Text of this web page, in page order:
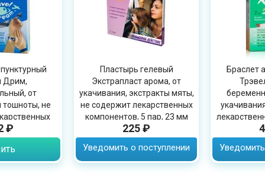
Дрим,
от
тошноты, не
уп. 2 шт
₽
Пластырь гелевый
Экстрапласт арома, от
укачивания, экстракты мяты,
не содержит лекарственных
компонентов, 5 пар, 23 мм
225 ₽
Уведомить о поступлении
Браслет